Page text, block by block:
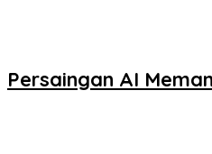
Persaingan AI